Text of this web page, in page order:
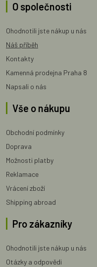
O společnosti
Ohodnotili jste nákup u nás
Náš příběh
Kontakty
Kamenná prodejna Praha 8
Napsali o nás
Vše o nákupu
Obchodní podmínky
Doprava
Možnosti platby
Reklamace
Vrácení zboží
Shipping abroad
Pro zákazníky
Ohodnotili jste nákup u nás
Otázky a odpovědi